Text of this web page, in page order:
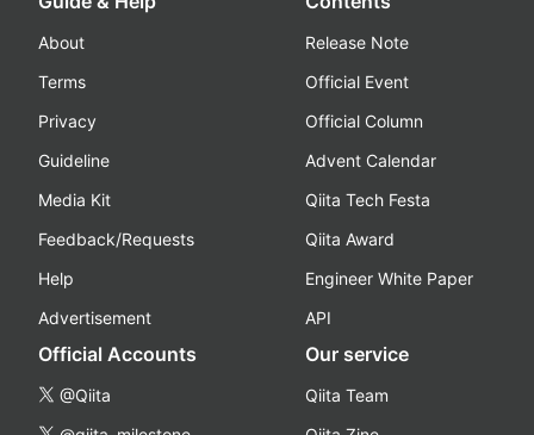
About
Terms
Privacy
Guideline
Media Kit
Feedback/Requests
Help
Advertisement
Release Note
Official Event
Official Column
Advent Calendar
Qiita Tech Festa
Qiita Award
Engineer White Paper
API
Official Accounts
@Qiita
Our service
Qiita Team